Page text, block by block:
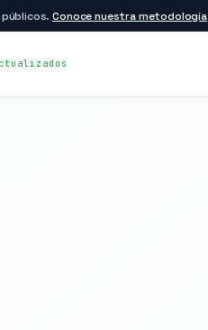
públicos.Conoce nuestra metodología